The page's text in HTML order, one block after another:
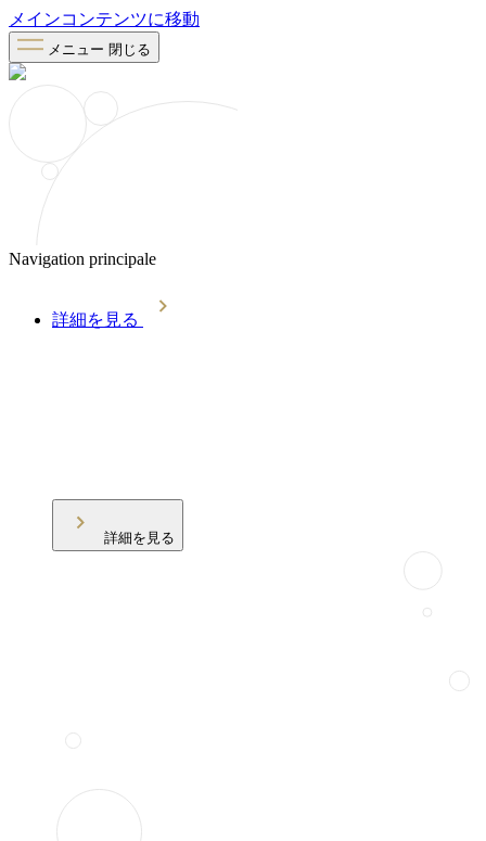
メインコンテンツに移動
メニュー 閉じる
Navigation principale
詳細を見る
詳細を見る